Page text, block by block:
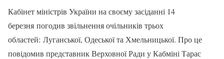
Кабінет міністрів України на своєму засіданні 14
березня погодив звільнення очільників трьох
областей: Луганської, Одеської та Хмельницької. Про це
повідомив представник Верховної Ради у Кабміні Тарас